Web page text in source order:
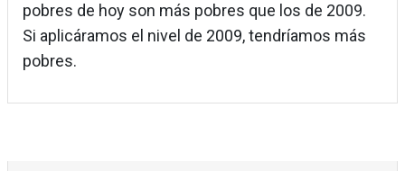
pobres de hoy son más pobres que los de 2009.
Si aplicáramos el nivel de 2009, tendríamos más
pobres.